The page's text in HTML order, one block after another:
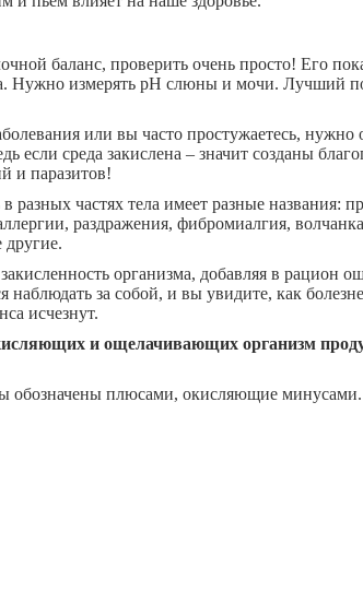
баланс, проверить очень просто! Его
Нужно измерять рН слюны и мочи. Лучший
или вы часто простужаетесь,
если среда закислена – значит созданы
и паразитов!
разных частях тела имеет разные названия:
раздражения, фибромиалгия,
организма, добавляя в рацион
наблюдать за собой, и вы увидите, как
исчезнут.
и ощелачивающих организм
обозначены плюсами, окисляющие минусами.